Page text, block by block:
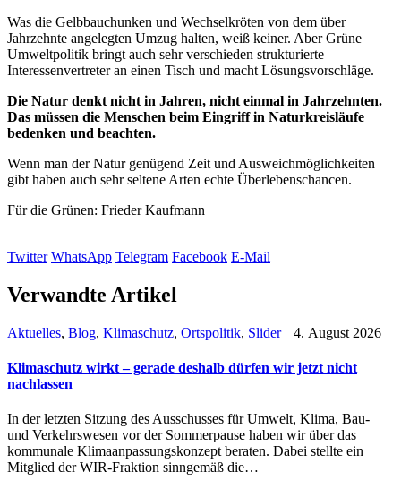
Was die Gelbbauchunken und Wechselkröten von dem über
Jahrzehnte angelegten Umzug halten, weiß keiner. Aber Grüne
Umweltpolitik bringt auch sehr verschieden strukturierte
Interessenvertreter an einen Tisch und macht Lösungsvorschläge.
Die Natur denkt nicht in Jahren, nicht einmal in Jahrzehnten.
Das müssen die Menschen beim Eingriff in Naturkreisläufe
bedenken und beachten.
Wenn man der Natur genügend Zeit und Ausweichmöglichkeiten
gibt haben auch sehr seltene Arten echte Überlebenschancen.
Für die Grünen: Frieder Kaufmann
Twitter WhatsApp Telegram Facebook E-Mail
Verwandte Artikel
Aktuelles, Blog, Klimaschutz, Ortspolitik, Slider 4. August 2026
Klimaschutz wirkt – gerade deshalb dürfen wir jetzt nicht
nachlassen
In der letzten Sitzung des Ausschusses für Umwelt, Klima, Bau-
und Verkehrswesen vor der Sommerpause haben wir über das
kommunale Klimaanpassungskonzept beraten. Dabei stellte ein
Mitglied der WIR-Fraktion sinngemäß die…